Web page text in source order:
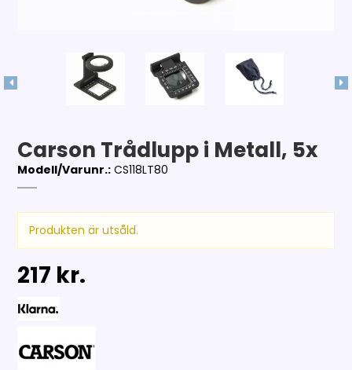
Carson Trådlupp i Metall, 5x
Modell/Varunr.: CS118LT80
Produkten är utsåld.
217 kr.